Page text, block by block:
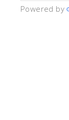
Powered by